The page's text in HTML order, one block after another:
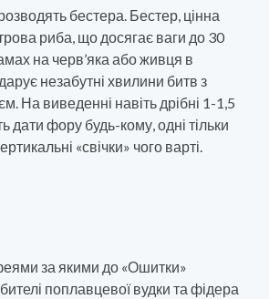
бестера. Бестер, цінна
риба, що досягає ваги до 30
на черв’яка або живця в
незабутні хвилини битв з
На виведенні навіть дрібні 1-1,5
дати фору будь-кому, одні тільки
«свічки» чого варті.
за якими до «Ошитки»
поплавцевої вудки та фідера